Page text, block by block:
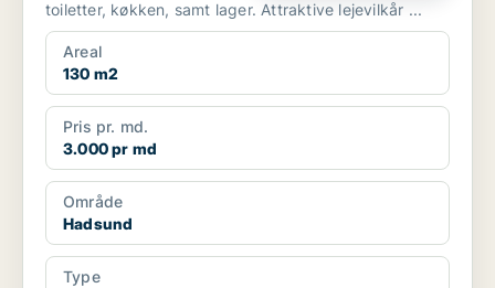
toiletter, køkken, samt lager. Attraktive lejevilkår ...
Areal
130 m2
Pris pr. md.
3.000 pr md
Område
Hadsund
Type